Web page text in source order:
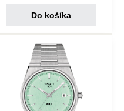
Do košíka